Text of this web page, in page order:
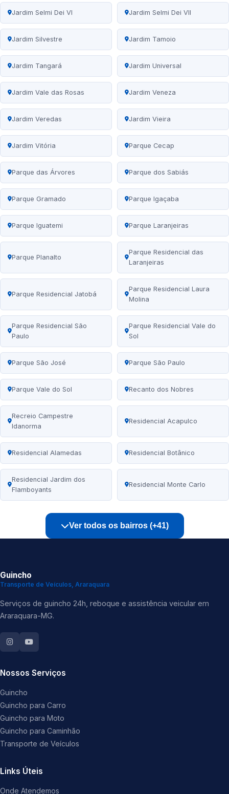
Jardim Selmi Dei VI Jardim Selmi Dei VII
Jardim Silvestre Jardim Tamoio
Jardim Tangará Jardim Universal
Jardim Vale das Rosas Jardim Veneza
Jardim Veredas Jardim Vieira
Jardim Vitória Parque Cecap
Parque das Árvores Parque dos Sabiás
Parque Gramado Parque Igaçaba
Parque Iguatemi Parque Laranjeiras
Parque Planalto
Parque Residencial das
Laranjeiras
Parque Residencial Jatobá
Parque Residencial Laura
Molina
Parque Residencial São
Paulo
Parque Residencial Vale do
Sol
Parque São José Parque São Paulo
Parque Vale do Sol Recanto dos Nobres
Recreio Campestre
Idanorma
Residencial Acapulco
Residencial Alamedas Residencial Botânico
Residencial Jardim dos
Flamboyants
Residencial Monte Carlo
Ver todos os bairros (+41)
Guincho
Transporte de Veículos, Araraquara
Serviços de guincho 24h, reboque e assistência veicular em
Araraquara-MG.
Nossos Serviços
Guincho
Guincho para Carro
Guincho para Moto
Guincho para Caminhão
Transporte de Veículos
Links Úteis
Onde Atendemos